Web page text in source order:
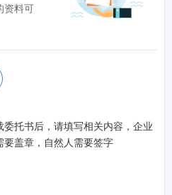
资料可
委托书后，请填写相关内容，企业
要盖章，自然人需要签字